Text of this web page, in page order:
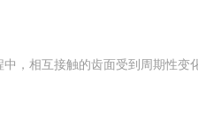
，相互接触的齿面受到周期性变